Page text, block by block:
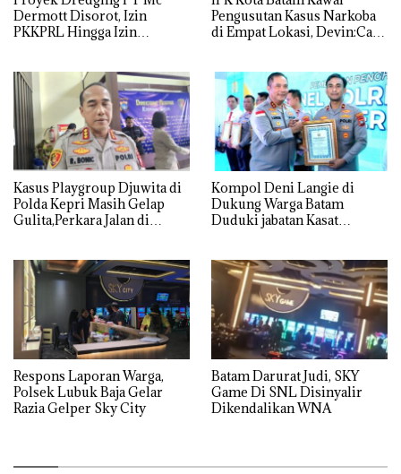
Dermott Disorot, Izin
PKKPRL Hingga Izin
Pengusutan Kasus Narkoba
di Empat Lokasi, Devin:Cari
Kasus Playgroup Djuwita di
Polda Kepri Masih Gelap
Gulita,Perkara Jalan di
Kompol Deni Langie di
Dukung Warga Batam
Duduki jabatan Kasat
Respons Laporan Warga,
Polsek Lubuk Baja Gelar
Razia Gelper Sky City
Batam Darurat Judi, SKY
Game Di SNL Disinyalir
Dikendalikan WNA